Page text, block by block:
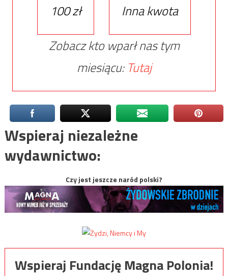
100 zł
Inna kwota
Zobacz kto wparł nas tym
miesiącu: Tutaj
Wspieraj niezależne
wydawnictwo:
Czy jest jeszcze naród polski?
Wspieraj Fundację Magna Polonia!